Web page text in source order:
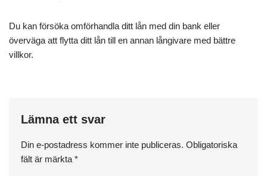
Du kan försöka omförhandla ditt lån med din bank eller
överväga att flytta ditt lån till en annan långivare med bättre
villkor.
Lämna ett svar
Din e-postadress kommer inte publiceras. Obligatoriska
fält är märkta *